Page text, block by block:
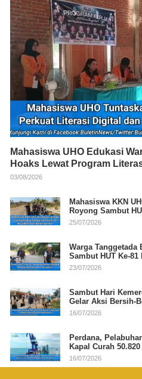
Mahasiswa UHO Edukasi
Hoaks Lewat Program
03/08/2026
Mahasiswa KKN
Royong Sambut
25/07/2026
Warga Tanggetada
Sambut HUT Ke-81
23/07/2026
Sambut Hari
Gelar Aksi Bersih-
16/07/2026
Perdana,
Kapal Curah
16/07/2026